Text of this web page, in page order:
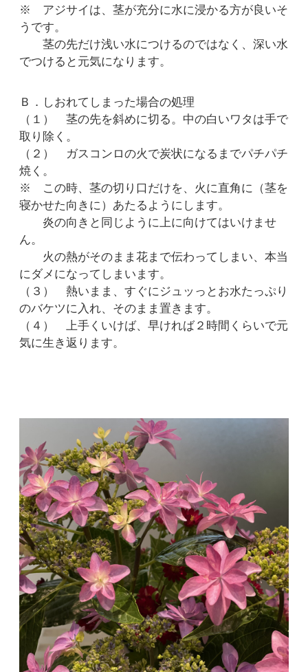
※ アジサイは、茎が充分に水に浸かる方が良いそ
うです。
茎の先だけ浅い水につけるのではなく、深い水
でつけると元気になります。
Ｂ．しおれてしまった場合の処理
（１） 茎の先を斜めに切る。中の白いワタは手で
取り除く。
（２） ガスコンロの火で炭状になるまでパチパチ
焼く。
※ この時、茎の切り口だけを、火に直角に（茎を
寝かせた向きに）あたるようにします。
炎の向きと同じように上に向けてはいけませ
ん。
火の熱がそのまま花まで伝わってしまい、本当
にダメになってしまいます。
（３） 熱いまま、すぐにジュッっとお水たっぷり
のバケツに入れ、そのまま置きます。
（４） 上手くいけば、早ければ２時間くらいで元
気に生き返ります。